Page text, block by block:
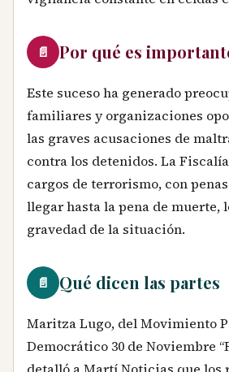
📄 Por qué es
Este suceso ha generado
familiares y organizaciones
las graves acusaciones de
contra los detenidos. La
cargos de terrorismo, con
llegar hasta la pena de muerte,
gravedad de la situación.
📄 Qué dicen las partes
Maritza Lugo, del Movimiento
Democrático 30 de Noviembre
detalló a Martí Noticias que los